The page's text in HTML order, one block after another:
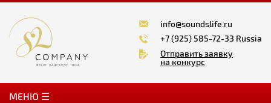
info@soundslife.ru
+7 (925) 585-72-33 Russia
Отправить заявку
на конкурс
MЕНЮ ☰